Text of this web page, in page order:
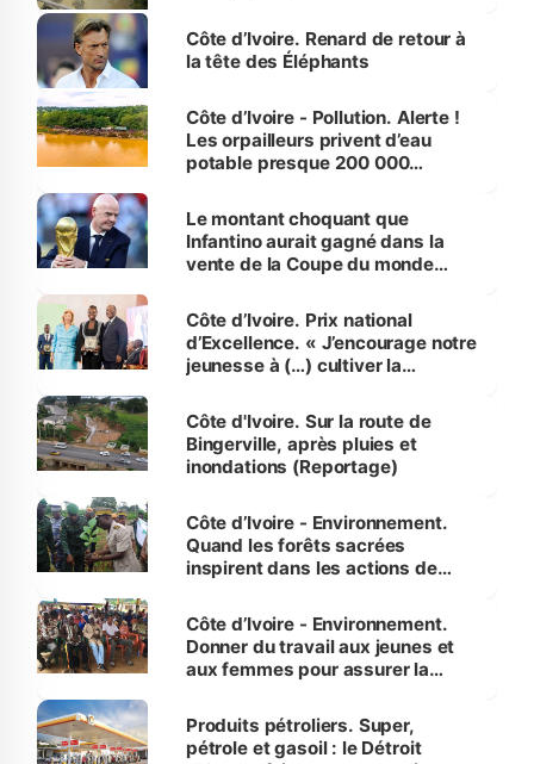
Côte d’Ivoire. Renard de retour à
la tête des Éléphants
Côte d’Ivoire - Pollution. Alerte !
Les orpailleurs privent d’eau
potable presque 200 000
Le montant choquant que
Infantino aurait gagné dans la
vente de la Coupe du monde
Côte d’Ivoire. Prix national
d’Excellence. « J’encourage notre
jeunesse à (…) cultiver la
(Alassane Ouattara
Côte d'Ivoire. Sur la route de
Bingerville, après pluies et
inondations (Reportage)
Côte d’Ivoire - Environnement.
Quand les forêts sacrées
inspirent dans les actions de
Côte d’Ivoire - Environnement.
Donner du travail aux jeunes et
aux femmes pour assurer la
menacées
Produits pétroliers. Super,
pétrole et gasoil : le Détroit